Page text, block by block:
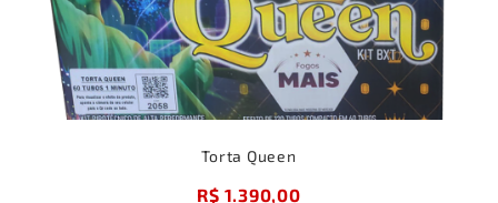
Torta Queen
R$ 1.390,00